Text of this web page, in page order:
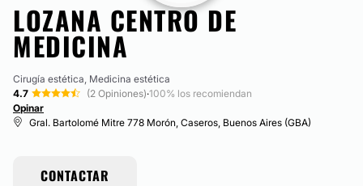
LOZANA CENTRO DE
MEDICINA
Cirugía estética, Medicina estética
4.7
(2 Opiniones)·100% los recomiendan
Opinar
Gral. Bartolomé Mitre 778 Morón, Caseros, Buenos Aires (GBA)
CONTACTAR